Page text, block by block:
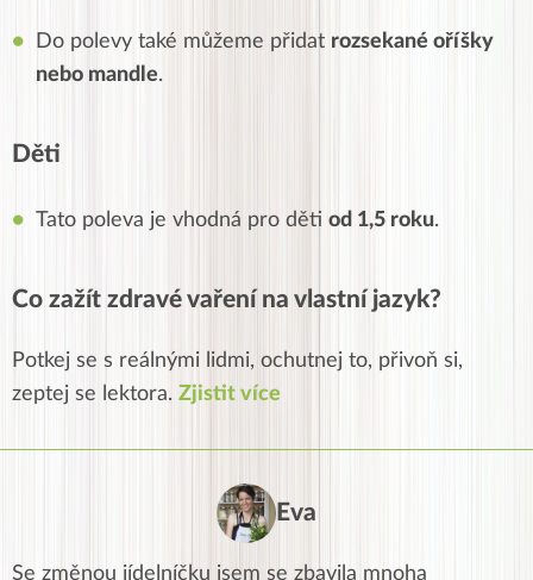
Do polevy také můžeme přidat rozsekané oříšky
nebo mandle.
Děti
Tato poleva je vhodná pro děti od 1,5 roku.
Co zažít zdravé vaření na vlastní jazyk?
Potkej se s reálnými lidmi, ochutnej to, přivoň si,
zeptej se lektora. Zjistit více
Eva
Se změnou jídelníčku jsem se zbavila mnoha